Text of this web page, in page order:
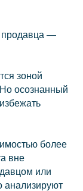
продавца —
зоной
осознанный
более
вне
или
анализируют